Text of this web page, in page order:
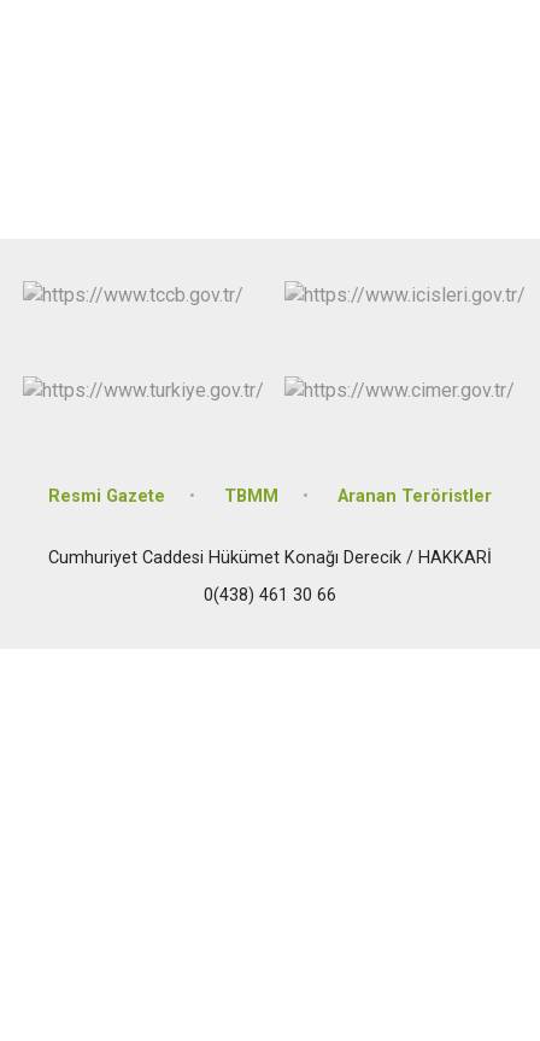
Resmi Gazete TBMM Aranan Teröristler
Cumhuriyet Caddesi Hükümet Konağı Derecik / HAKKARİ
0(438) 461 30 66